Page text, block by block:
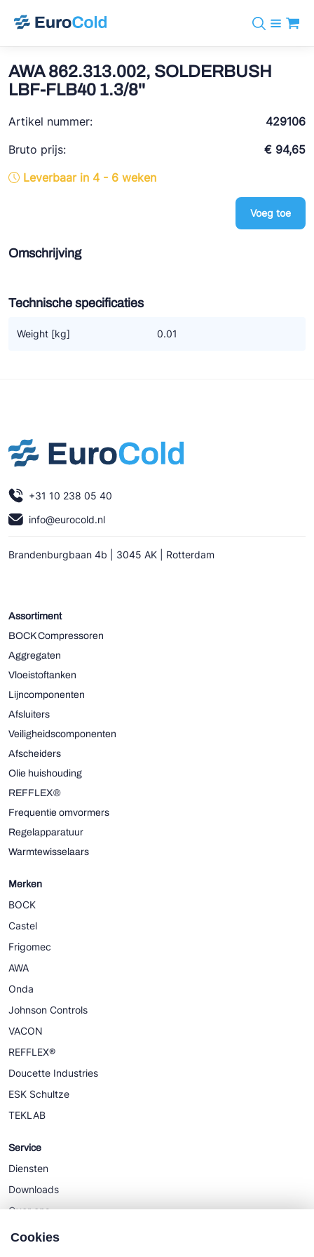
info@eurocold.nl
Merken
BOCK
REFFLEX®
Doucette Industries
Koudemiddelen
Diensten
Nieuws
Over ons
AWA 862.313.002, SOLDERBUSH
LBF-FLB40 1.3/8''
Artikel nummer:
429106
Bruto prijs:
€ 94,65
Leverbaar in 4 - 6 weken
Voeg toe
Omschrijving
Technische specificaties
Weight [kg] 0.01
+31 10 238 05 40
info@eurocold.nl
Brandenburgbaan 4b | 3045 AK | Rotterdam
Assortiment
BOCK Compressoren
Aggregaten
Vloeistoftanken
Lijncomponenten
Afsluiters
Veiligheidscomponenten
Afscheiders
Olie huishouding
REFFLEX®
Frequentie omvormers
Regelapparatuur
Warmtewisselaars
Merken
BOCK
Castel
Frigomec
AWA
Onda
Johnson Controls
VACON
REFFLEX®
Doucette Industries
ESK Schultze
TEKLAB
Service
Diensten
Downloads
Over ons
Nieuws
Cookies